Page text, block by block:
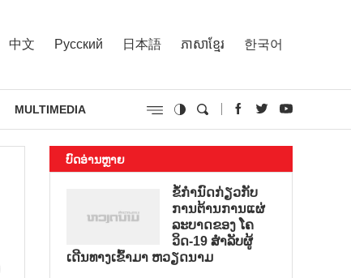
中文 Русский 日本語 ភាសាខ្មែរ 한국어
MULTIMEDIA
ບົດອ່ານຫຼາຍ
ຂໍ້ກຳນົດກ່ຽວກັບ
ການຕ້ານການແຜ່
ລະບາດຂອງ ໂຄ
ວິດ-19 ສຳລັບຜູ້
ເດີນທາງເຂົ້າມາ ຫວຽດນາມ